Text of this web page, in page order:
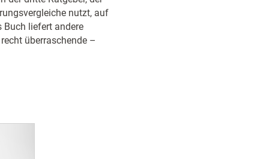
nutzt, auf
Buch liefert andere
überraschende –